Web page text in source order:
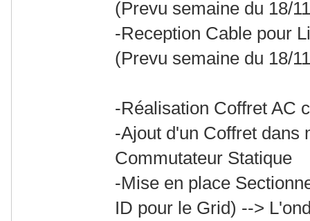
(Prevu semaine du 18/
-Reception Cable pour
(Prevu semaine du 18/
-Réalisation Coffret AC
-Ajout d'un Coffret dans
Commutateur Statique
-Mise en place
ID pour le Grid) -->